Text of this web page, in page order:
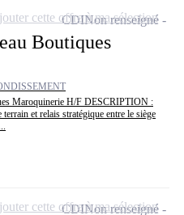
Boutiques
Maroquinerie H/F DESCRIPTION :
et relais stratégique entre le siège
CDINon renseigné
cette offre à ma sélection
CDINon renseigné
cette offre à ma sélection